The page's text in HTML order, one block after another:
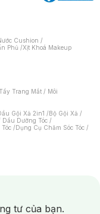
Cushion /
Phủ /Xịt Khoá Makeup
Tẩy Trang Mắt / Môi
Gội Xả 2in1 /Bộ Gội Xả /
Dầu Dưỡng Tóc /
/Dụng Cụ Chăm Sóc Tóc /
/Nước Rửa Tay/
tư của bạn.